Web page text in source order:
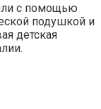
с помощью
подушкой и
детская